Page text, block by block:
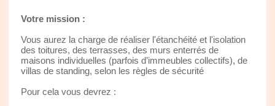
Votre mission :
Vous aurez la charge de réaliser l'étanchéité et l'isolation
des toitures, des terrasses, des murs enterrés de
maisons individuelles (parfois d’immeubles collectifs), de
villas de standing, selon les règles de sécurité
Pour cela vous devrez :